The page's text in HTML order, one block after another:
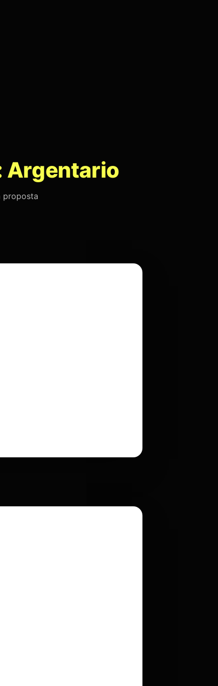
Argentario
proposta